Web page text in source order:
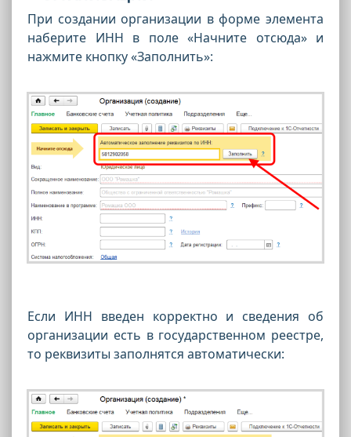
При создании организации в форме элемента
наберите ИНН в поле «Начните отсюда» и
нажмите кнопку «Заполнить»:
Если ИНН введен корректно и сведения об
организации есть в государственном реестре,
то реквизиты заполнятся автоматически: